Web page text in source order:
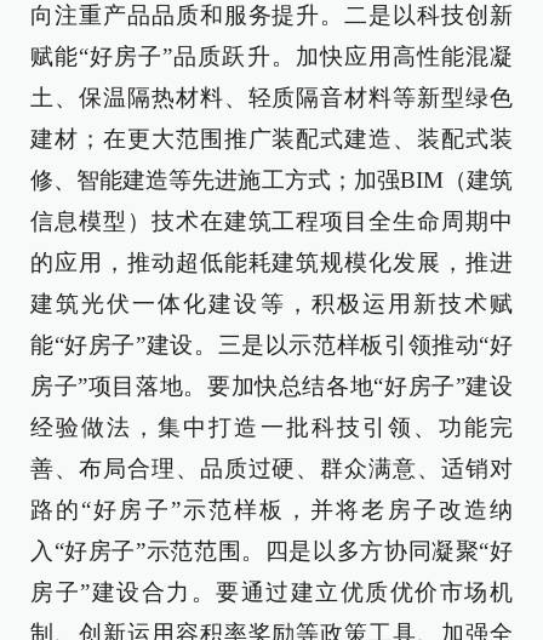
向注重产品品质和服务提升。二是以科技创新
赋能“好房子”品质跃升。加快应用高性能混凝
土、保温隔热材料、轻质隔音材料等新型绿色
建材；在更大范围推广装配式建造、装配式装
修、智能建造等先进施工方式；加强BIM（建筑
信息模型）技术在建筑工程项目全生命周期中
的应用，推动超低能耗建筑规模化发展，推进
建筑光伏一体化建设等，积极运用新技术赋
能“好房子”建设。三是以示范样板引领推动“好
房子”项目落地。要加快总结各地“好房子”建设
经验做法，集中打造一批科技引领、功能完
善、布局合理、品质过硬、群众满意、适销对
路的“好房子”示范样板，并将老房子改造纳
入“好房子”示范范围。四是以多方协同凝聚“好
房子”建设合力。要通过建立优质优价市场机
制、创新运用容积率奖励等政策工具、加强全